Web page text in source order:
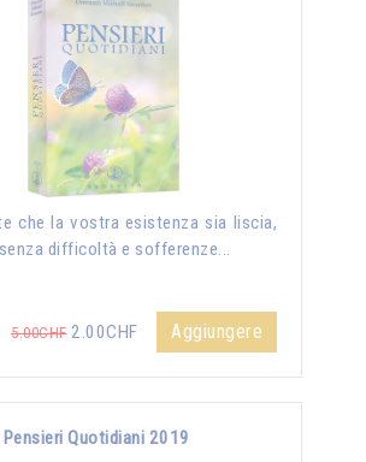
che la vostra esistenza sia liscia,
difficoltà e sofferenze...
5.00CHF2.00CHF Aggiungere
Pensieri Quotidiani 2019